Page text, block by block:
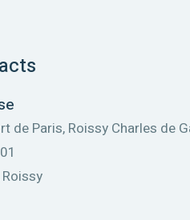
de Paris, Roissy Charles de